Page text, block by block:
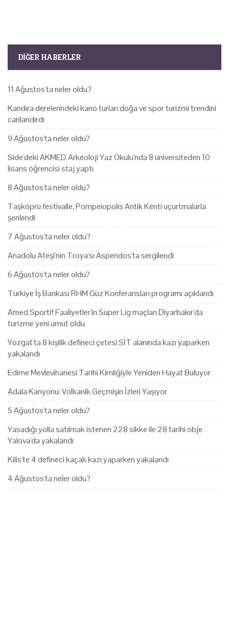
DIĞER HABERLER
11 Ağustos'ta neler oldu?
Kandıra derelerindeki kano turları doğa ve spor turizmi trendini
canlandırdı
9 Ağustos'ta neler oldu?
Side'deki AKMED Arkeoloji Yaz Okulu'nda 8 üniversiteden 10
lisans öğrencisi staj yaptı
8 Ağustos'ta neler oldu?
Taşköprü festivalle, Pompeiopolis Antik Kenti uçurtmalarla
şenlendi
7 Ağustos'ta neler oldu?
Anadolu Ateşi'nin Troya'sı Aspendos'ta sergilendi
6 Ağustos'ta neler oldu?
Türkiye İş Bankası RHM Güz Konferansları programı açıklandı
Amed Sportif Faaliyetler'in Süper Lig maçları Diyarbakır'da
turizme yeni umut oldu
Yozgat'ta 8 kişilik defineci çetesi SİT alanında kazı yaparken
yakalandı
Edirne Mevlevihanesi Tarihi Kimliğiyle Yeniden Hayat Buluyor
Adala Kanyonu: Volkanik Geçmişin İzleri Yaşıyor
5 Ağustos'ta neler oldu?
Yasadığı yolla satılmak istenen 228 sikke ile 28 tarihi obje
Yalova'da yakalandı
Kilis'te 4 defineci kaçak kazı yaparken yakalandı
4 Ağustos'ta neler oldu?